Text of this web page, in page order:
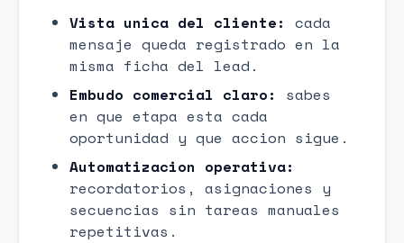
Vista unica del cliente: cada
mensaje queda registrado en la
misma ficha del lead.
Embudo comercial claro:
sabes
en que etapa esta cada
oportunidad y que accion sigue.
Automatizacion operativa:
recordatorios, asignaciones y
secuencias sin tareas manuales
repetitivas.